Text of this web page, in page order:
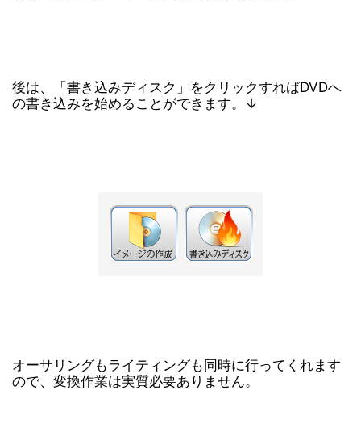
後は、「書き込みディスク」をクリックすればDVDへ
の書き込みを始めることができます。↓
オーサリングもライティングも同時に行ってくれます
ので、変換作業は実質必要ありません。